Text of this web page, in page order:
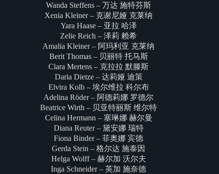
Wanda Steffens – 万达 施特芬斯
Xenia Kleiner – 克谢尼娅 克莱纳
Yara Haase – 亚拉 哈泽
Zelie Reich – 泽莉 赖希
Amalia Kleiner – 阿玛利亚 克莱纳
Berit Thomas – 贝丽特 托马斯
Clara Mertens – 克拉拉 默滕斯
Daria Dietze – 达莉娅 迪策
Elvira Kolb – 埃尔维拉 科尔布
Adelina Röder – 阿德莉娜 罗德尔
Beatrice Wirth – 贝亚特丽斯 维尔特
Celina Hermann – 塞琳娜 赫尔曼
Diana Reuter – 黛安娜 瑞特
Fiona Binder – 菲奥娜 宾德
Gerda Stein – 格尔达 施泰因
Helga Wolff – 赫尔加 沃尔夫
Inga Schneider – 英加 施奈德